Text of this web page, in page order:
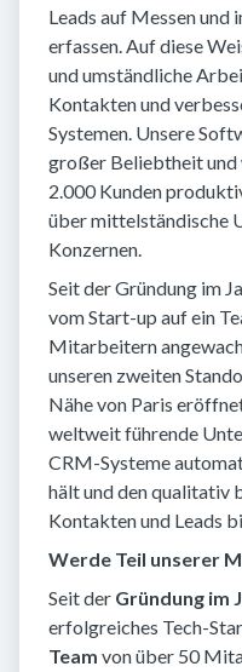
Leads auf Messen
erfassen. Auf diese
und umständliche
Kontakten und
Systemen. Unsere
großer Beliebtheit und
2.000 Kunden
über mittelständische
Konzernen.
Seit der Gründung im
vom Start-up auf ein
Mitarbeitern
unseren zweiten
Nähe von Paris
weltweit führende
CRM-Systeme
hält und den qualitativ
Kontakten und Leads
Werde Teil unserer
Seit der Gründung im
erfolgreiches Tech-
Team von über 50